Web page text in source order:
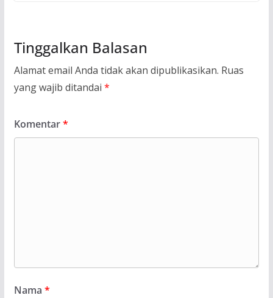
Tinggalkan Balasan
Alamat email Anda tidak akan dipublikasikan. Ruas
yang wajib ditandai *
Komentar*
Nama *